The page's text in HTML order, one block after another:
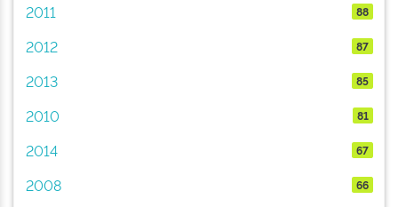
2011
88
2012 87
2013 85
2010 81
2014 67
2008 66